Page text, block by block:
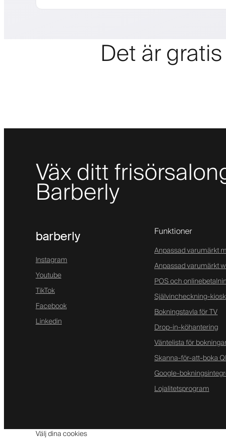
Det är
Väx ditt
Barberly
barberly
Instagram
Youtube
TikTok
Facebook
Linkedin
Funktioner
Anpassad varumärkt
Anpassad varumärkt
POS och
Självincheckning-kiosk
Bokningstavla för TV
Drop-in-köhantering
Väntelista för
Skanna-för-att-boka
Google-
Lojalitetsprogram
Välj dina cookies